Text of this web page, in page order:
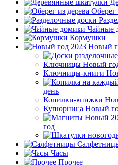
Оберег
Чайные
Кормушки
Новый
Ключницы Новый
Ключницы-книги
день
Копилки-книжки
Купюрница Новый
год
Часы
Прочее